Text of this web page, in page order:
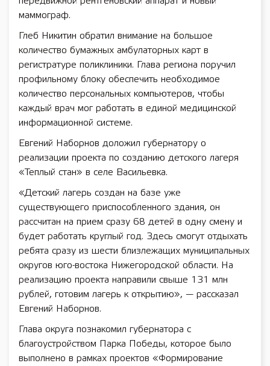
маммограф.
Глеб Никитин обратил внимание на большое
количество бумажных амбулаторных карт в
регистратуре поликлиники. Глава региона поручил
профильному блоку обеспечить необходимое
количество персональных компьютеров, чтобы
каждый врач мог работать в единой медицинской
информационной системе.
Евгений Наборнов доложил губернатору о
реализации проекта по созданию детского лагеря
«Теплый стан» в селе Васильевка.
«Детский лагерь создан на базе уже
существующего приспособленного здания, он
рассчитан на прием сразу 68 детей в одну смену и
будет работать круглый год. Здесь смогут отдыхать
ребята сразу из шести близлежащих муниципальных
округов юго-востока Нижегородской области. На
реализацию проекта направили свыше 131 млн
рублей, готовим лагерь к открытию», — рассказал
Евгений Наборнов.
Глава округа познакомил губернатора с
благоустройством Парка Победы, которое было
выполнено в рамках проектов «Формирование